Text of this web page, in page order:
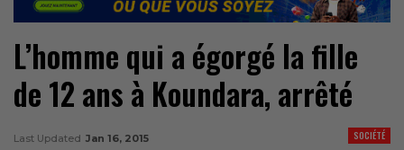
L’homme qui a égorgé la fille
de 12 ans à Koundara, arrêté
SOCIÉTÉ
Last Updated Jan 16, 2015